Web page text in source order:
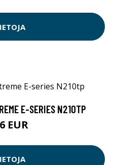
E-SERIES N210TP
EUR